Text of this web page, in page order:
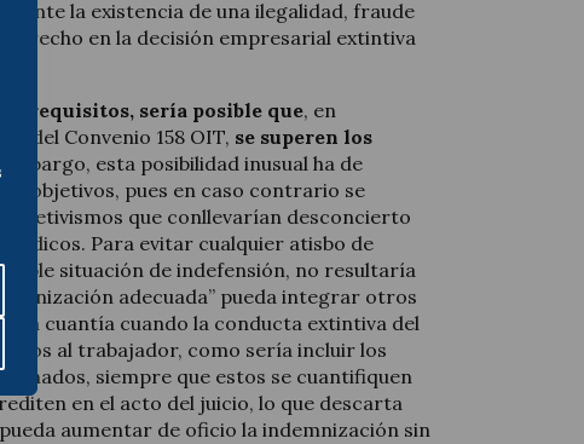
la existencia de una ilegalidad, fraude
derecho en la decisión empresarial extintiva
requisitos, sería posible que, en
del Convenio 158 OIT, se superen los
embargo, esta posibilidad inusual ha de
objetivos, pues en caso contrario se
que conllevarían desconcierto
Para evitar cualquier atisbo de
situación de indefensión, no resultaría
adecuada” pueda integrar otros
la cuantía cuando la conducta extintiva del
al trabajador, como sería incluir los
siempre que estos se cuantifiquen
en el acto del juicio, lo que descarta
aumentar de oficio la indemnización sin